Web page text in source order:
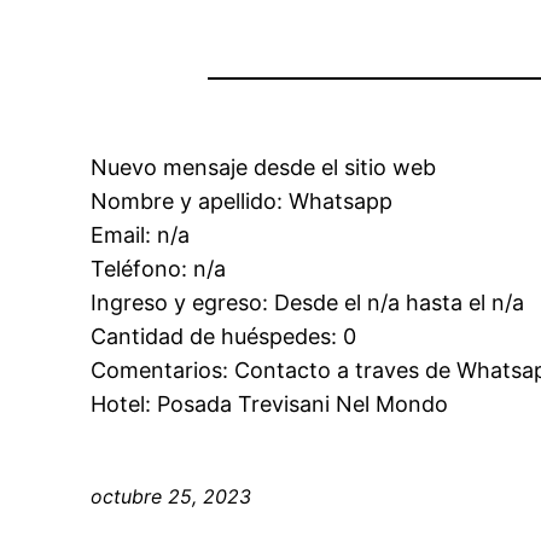
Nuevo mensaje desde el sitio web
Nombre y apellido: Whatsapp
Email: n/a
Teléfono: n/a
Ingreso y egreso: Desde el n/a hasta el n/a
Cantidad de huéspedes: 0
Comentarios: Contacto a traves de
Hotel: Posada Trevisani Nel Mondo
octubre 25, 2023